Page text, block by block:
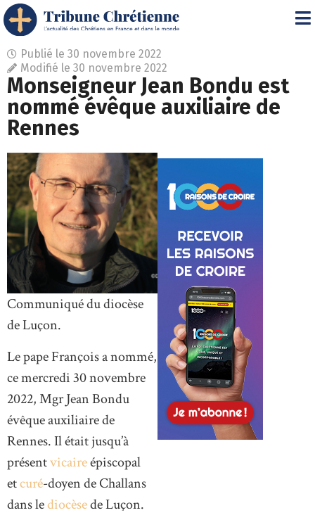
Publié le 30 novembre 2022
Modifié le 30 novembre 2022
Monseigneur Jean Bondu est
nommé évêque auxiliaire de
Rennes
Communiqué du diocèse
de Luçon.
Le pape François a nommé,
ce mercredi 30 novembre
2022, Mgr Jean Bondu
évêque auxiliaire de
Rennes. Il était jusqu’à
présentvicaireépiscopal
etcuré-doyen de Challans
dans lediocèsede Luçon.